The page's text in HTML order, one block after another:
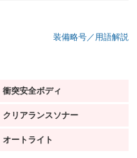
装備略号／用語解説
衝突安全ボディ
：装備あり
クリアランスソナー
：装備あり
オートライト
：装備あり